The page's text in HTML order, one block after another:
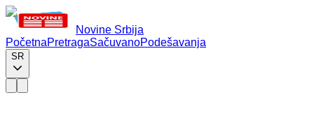
Novine Srbija
PočetnaPretragaSačuvanoPodešavanja
SR